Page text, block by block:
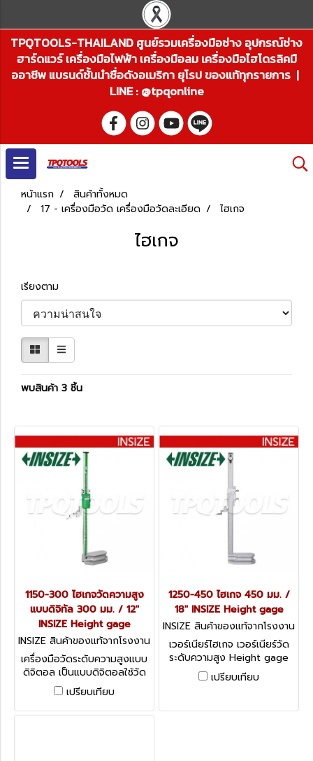
TPQTOOLS-THAILAND ศูนย์รวมเครื่องมือช่าง อุปกรณ์ช่าง
ฮาร์ดแวร์ เครื่องมือไฟฟ้า เครื่องมือลม เครื่องมือไฮโดรลิคมื
ออาชีพ แบรนด์ชั้นนำชื่อดังอเมริกา ยุโรป ของแท้ทุกรายการ |
LINE : @tpqonline
หน้าแรก
สินค้าทั้งหมด
17 - เครื่องมือวัด เครื่องมือวัดละเอียด
ไฮเกจ
ไฮเกจ
เรียงตาม
พบสินค้า 3 ชิ้น
1150-300 ไฮเกจวัดความสูง
แบบดิจิทัล 300 มม. / 12"
INSIZE Height gage
INSIZE สินค้าของแท้จากโรงงาน
ผู้ผลิต 1150-300
เครื่องมือวัดระดับความสูงแบบ
ดิจิตอล เป็นแบบดิจิตอลใช้วัด
ความยาวขนาดมิติเหมาะกับงาน
ละเอียดที่วัดระยะความสูงแนว
แกน Y
เปรียบเทียบ
1250-450 ไฮเกจ 450 มม. /
18" INSIZE Height gage
INSIZE สินค้าของแท้จากโรงงาน
ผู้ผลิต 1250-450
เวอร์เนียร์ไฮเกจ เวอร์เนียร์วัด
ระดับความสูง Height gage
1250 series
เปรียบเทียบ